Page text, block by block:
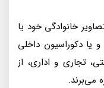
خانوادگی خود یا
و یا دکوراسیون داخلی
تجاری و اداری، از
می‌برند.